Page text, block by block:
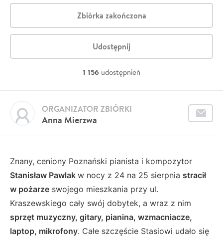
Zbiórka zakończona
Udostępnij
1 156 udostępnień
Anna Mierzwa
ORGANIZATOR ZBIÓRKI
Znany, ceniony Poznański pianista i kompozytor
Stanisław Pawlak w nocy z 24 na 25 sierpnia stracił
w pożarze swojego mieszkania przy ul.
Kraszewskiego cały swój dobytek, a wraz z nim
sprzęt muzyczny, gitary, pianina, wzmacniacze,
laptop, mikrofony. Całe szczęście Stasiowi udało się